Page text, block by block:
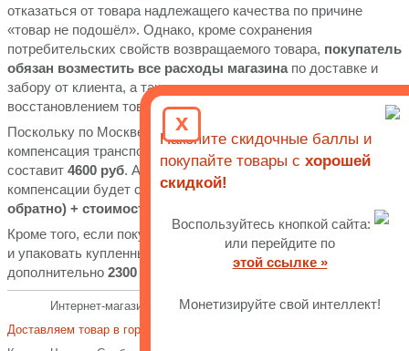
отказаться от товара надлежащего качества по причине
«товар не подошёл». Однако, кроме сохранения
потребительских свойств возвращаемого товара, покупатель
обязан возместить все расходы магазинапо доставке и
забору от клиента, а также возможные расходы связанные с
восстановлением товарного вида.
Поскольку по Москве, мы доставляем товары бесплатно, то
компенсация транспортных расходов (туда и обратно)
составит 4600 руб. А для покупателей из регионов РФ, сумма
компенсации будет составлять4600 руб (до ТК в Москве и
обратно) + стоимость услуг ТК
Кроме того, если покупатель при возврате не смог разобрать
и упаковать купленный предмет мебели, с него взимается
дополнительно 2300 руб за разборку.
Интернет-магазин Эргономика и мебель (Chair-Best.RU)
Доставляем товар в города
x
Накопите скидочные баллы и
покупайте товары с хорошей
скидкой!
Воспользуйтесь кнопкой сайта:
или перейдите по
этой ссылке »
Монетизируйте свой интеллект!